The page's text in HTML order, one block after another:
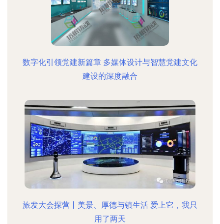
数字化引领党建新篇章 多媒体设计与智慧党建文化
建设的深度融合
旅发大会探营丨美景、厚德与镇生活 爱上它，我只
用了两天